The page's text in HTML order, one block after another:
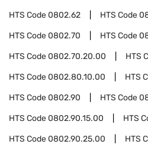
HTS Code0802.62 HTS Code
HTS Code0802.70 HTS Code
HTS Code0802.70.20.00 HTS
HTS Code0802.80.10.00 HTS
HTS Code0802.90 HTS Code
HTS Code0802.90.15.00 HTS
HTS Code0802.90.25.00 HTS